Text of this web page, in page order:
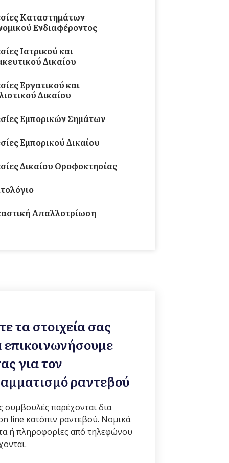
Καταστημάτων
Ενδιαφέροντος
Ιατρικού και
Δικαίου
Εργατικού και
Δικαίου
Εμπορικών Σημάτων
Εμπορικού Δικαίου
Δικαίου Οροφοκτησίας
Απαλλοτρίωση
τα στοιχεία σας
επικοινωνήσουμε
για τον
ραντεβού
συμβουλές παρέχονται δια
line κατόπιν ραντεβού. Νομικά
ή πληροφορίες από τηλεφώνου